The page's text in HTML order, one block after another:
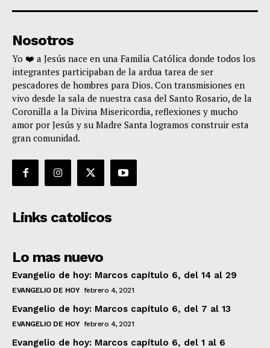
Nosotros
Yo ❤️ a Jesús nace en una Familia Católica donde todos los
integrantes participaban de la ardua tarea de ser
pescadores de hombres para Dios. Con transmisiones en
vivo desde la sala de nuestra casa del Santo Rosario, de la
Coronilla a la Divina Misericordia, reflexiones y mucho
amor por Jesús y su Madre Santa logramos construir esta
gran comunidad.
Links catolicos
Lo mas nuevo
Evangelio de hoy: Marcos capítulo 6, del 14 al 29
EVANGELIO DE HOY febrero 4, 2021
Evangelio de hoy: Marcos capítulo 6, del 7 al 13
EVANGELIO DE HOY febrero 4, 2021
Evangelio de hoy: Marcos capítulo 6, del 1 al 6